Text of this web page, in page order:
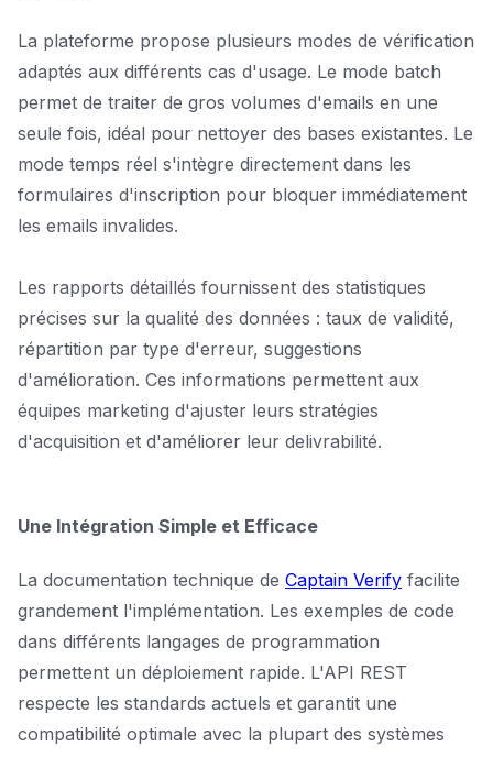
La plateforme propose plusieurs modes de vérification
adaptés aux différents cas d'usage. Le mode batch
permet de traiter de gros volumes d'emails en une
seule fois, idéal pour nettoyer des bases existantes. Le
mode temps réel s'intègre directement dans les
formulaires d'inscription pour bloquer immédiatement
les emails invalides.
Les rapports détaillés fournissent des statistiques
précises sur la qualité des données : taux de validité,
répartition par type d'erreur, suggestions
d'amélioration. Ces informations permettent aux
équipes marketing d'ajuster leurs stratégies
d'acquisition et d'améliorer leur delivrabilité.
Une Intégration Simple et Efficace
La documentation technique de Captain Verify facilite
grandement l'implémentation. Les exemples de code
dans différents langages de programmation
permettent un déploiement rapide. L'API REST
respecte les standards actuels et garantit une
compatibilité optimale avec la plupart des systèmes